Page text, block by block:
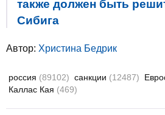
также должен быть
Сибига
Автор: Христина Бедрик
россия (89102) санкции (12487)
Каллас Кая (469)